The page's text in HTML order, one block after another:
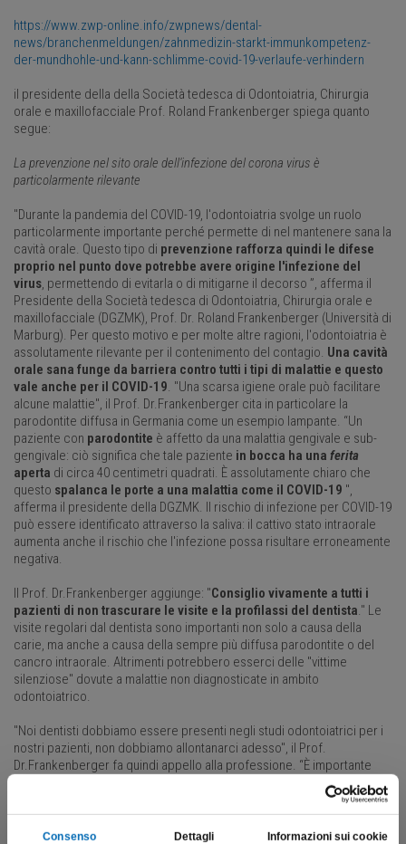
Consenso Dettagli Informazioni sui cookie
https://www.zwp-online.info/zwpnews/dental-
news/branchenmeldungen/zahnmedizin-starkt-immunkompetenz-
der-mundhohle-und-kann-schlimme-covid-19-verlaufe-verhindern
il presidente della della Società tedesca di Odontoiatria, Chirurgia
orale e maxillofacciale Prof. Roland Frankenberger spiega quanto
segue:
La prevenzione nel sito orale dell'infezione del corona virus è
particolarmente rilevante
"Durante la pandemia del COVID-19, l'odontoiatria svolge un ruolo
particolarmente importante perché permette di nel mantenere sana la
cavità orale. Questo tipo di prevenzione rafforza quindi le difese
proprio nel punto dove potrebbe avere origine l'infezione del
virus , permettendo di evitarla o di mitigarne il decorso ”, afferma il
Presidente della Società tedesca di Odontoiatria, Chirurgia orale e
maxillofacciale (DGZMK), Prof. Dr. Roland Frankenberger (Università di
Marburg). Per questo motivo e per molte altre ragioni, l'odontoiatria è
assolutamente rilevante per il contenimento del contagio. Una cavità
orale sana funge da barriera contro tutti i tipi di malattie e questo
vale anche per il COVID-19 . "Una scarsa igiene orale può facilitare
alcune malattie", il Prof. Dr.Frankenberger cita in particolare la
parodontite diffusa in Germania come un esempio lampante. “Un
paziente con parodontite è affetto da una malattia gengivale e sub-
gengivale: ciò significa che tale paziente in bocca ha una ferita
aperta di circa 40 centimetri quadrati. È assolutamente chiaro che
questo spalanca le porte a una malattia come il COVID-19 ",
afferma il presidente della DGZMK. Il rischio di infezione per COVID-19
può essere identificato attraverso la saliva: il cattivo stato intraorale
aumenta anche il rischio che l'infezione possa risultare erroneamente
negativa.
Il Prof. Dr.Frankenberger aggiunge: "Consiglio vivamente a tutti i
pazienti di non trascurare le visite e la profilassi del dentista ." Le
visite regolari dal dentista sono importanti non solo a causa della
carie, ma anche a causa della sempre più diffusa parodontite o del
cancro intraorale. Altrimenti potrebbero esserci delle "vittime
silenziose" dovute a malattie non diagnosticate in ambito
odontoiatrico.
"Noi dentisti dobbiamo essere presenti negli studi odontoiatrici per i
nostri pazienti, non dobbiamo allontanarci adesso", il Prof.
Dr.Frankenberger fa quindi appello alla professione. “È importante
contro COVID-19 nel miglior modo
, lo stato di salute intraorale è una parte
fondamentale di questo e non deve assolutamente essere
trascurato", avverte il Presidente della prestigiosa organizzazione